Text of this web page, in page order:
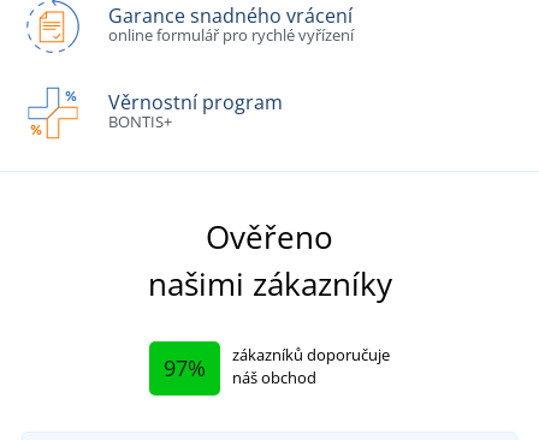
Garance snadného vrácení
online formulář pro rychlé vyřízení
Věrnostní program
BONTIS+
Ověřeno
našimi zákazníky
97%
zákazníků doporučuje
náš obchod